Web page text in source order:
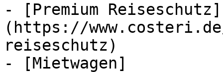
- [Premium Reiseschutz]
(https://
reiseschutz)
- [Mietwagen]